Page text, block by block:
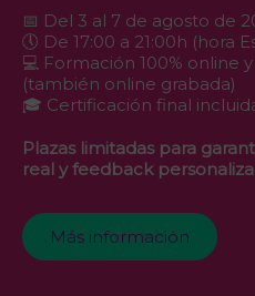
📅 Del 3 al 7 de agosto de
🕔 De 17:00 a 21:00h (hora
💻 Formación 100% online
(también online grabada)
🎓 Certificación final
Plazas limitadas para
real y feedback
Más información